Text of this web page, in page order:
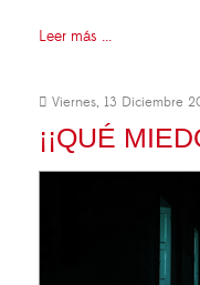
Leer más ...
Viernes, 13 Diciembre
¡¡QUÉ